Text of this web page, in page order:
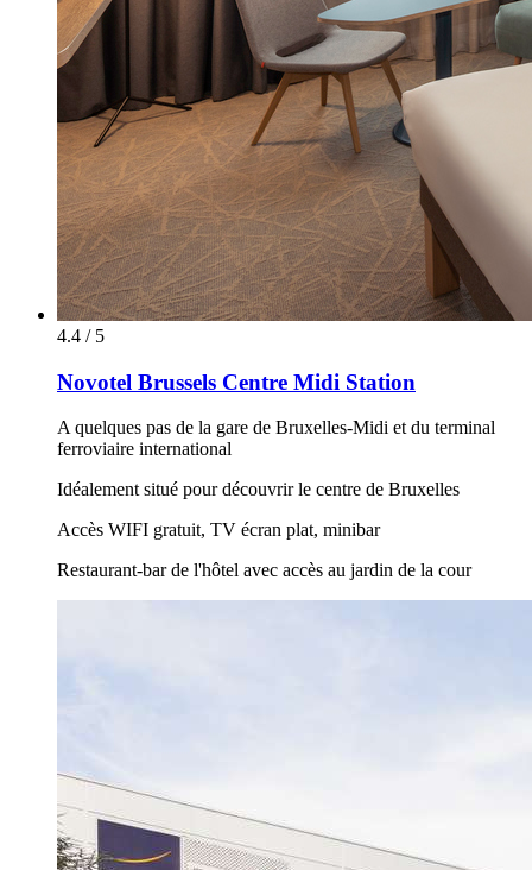
4.4 / 5
Novotel Brussels Centre Midi Station
A quelques pas de la gare de Bruxelles-Midi et du terminal
ferroviaire international
Idéalement situé pour découvrir le centre de Bruxelles
Accès WIFI gratuit, TV écran plat, minibar
Restaurant-bar de l'hôtel avec accès au jardin de la cour